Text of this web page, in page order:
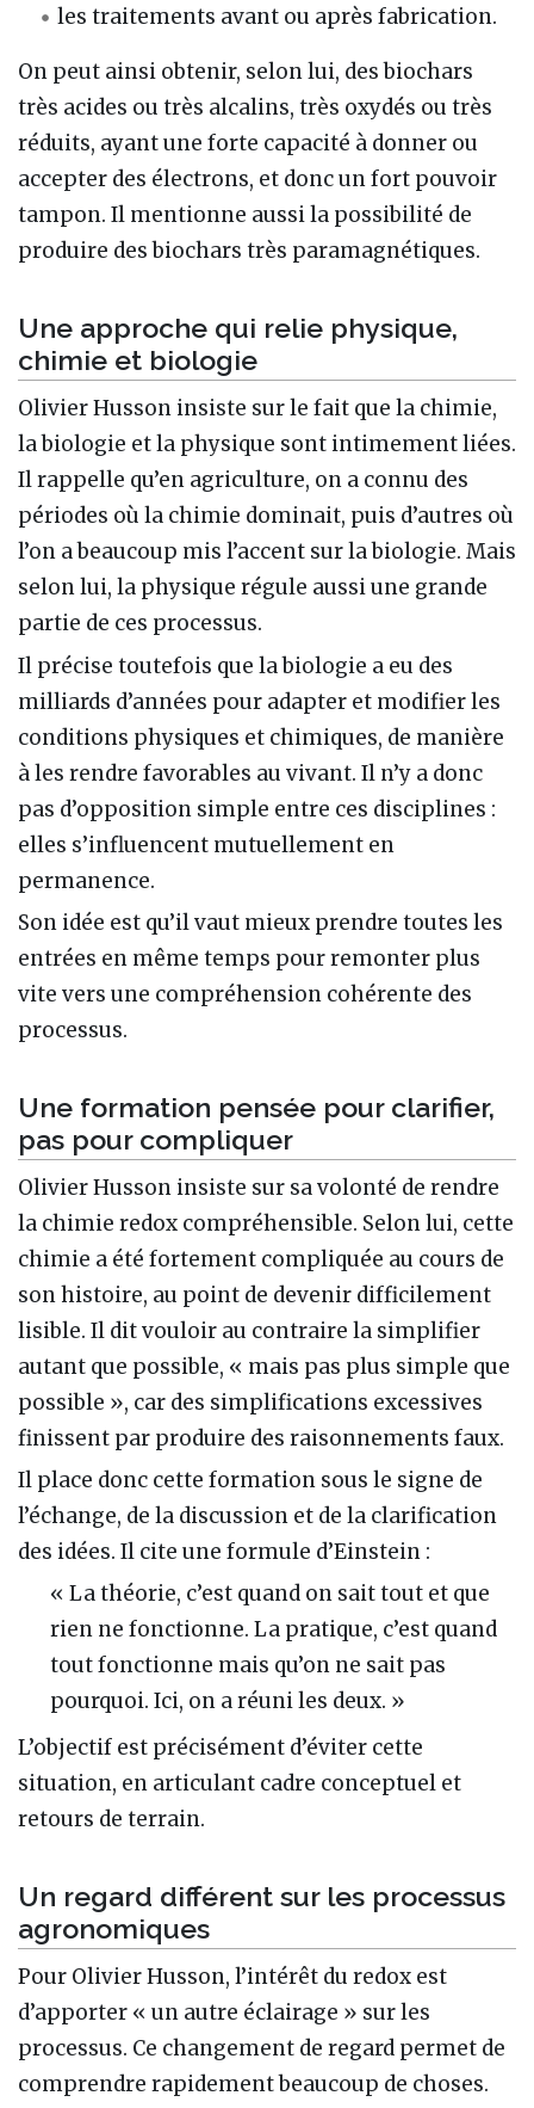
les traitements avant ou après fabrication.
On peut ainsi obtenir, selon lui, des biochars
très acides ou très alcalins, très oxydés ou très
réduits, ayant une forte capacité à donner ou
accepter des électrons, et donc un fort pouvoir
tampon. Il mentionne aussi la possibilité de
produire des biochars très paramagnétiques.
Une approche qui relie physique,
chimie et biologie
Olivier Husson insiste sur le fait que la chimie,
la biologie et la physique sont intimement liées.
Il rappelle qu’en agriculture, on a connu des
périodes où la chimie dominait, puis d’autres où
l’on a beaucoup mis l’accent sur la biologie. Mais
selon lui, la physique régule aussi une grande
partie de ces processus.
Il précise toutefois que la biologie a eu des
milliards d’années pour adapter et modifier les
conditions physiques et chimiques, de manière
à les rendre favorables au vivant. Il n’y a donc
pas d’opposition simple entre ces disciplines :
elles s’influencent mutuellement en
permanence.
Son idée est qu’il vaut mieux prendre toutes les
entrées en même temps pour remonter plus
vite vers une compréhension cohérente des
processus.
Une formation pensée pour clarifier,
pas pour compliquer
Olivier Husson insiste sur sa volonté de rendre
la chimie redox compréhensible. Selon lui, cette
chimie a été fortement compliquée au cours de
son histoire, au point de devenir difficilement
lisible. Il dit vouloir au contraire la simplifier
autant que possible, « mais pas plus simple que
possible », car des simplifications excessives
finissent par produire des raisonnements faux.
Il place donc cette formation sous le signe de
l’échange, de la discussion et de la clarification
des idées. Il cite une formule d’Einstein :
« La théorie, c’est quand on sait tout et que
rien ne fonctionne. La pratique, c’est quand
tout fonctionne mais qu’on ne sait pas
pourquoi. Ici, on a réuni les deux. »
L’objectif est précisément d’éviter cette
situation, en articulant cadre conceptuel et
retours de terrain.
Un regard différent sur les processus
agronomiques
Pour Olivier Husson, l’intérêt du redox est
d’apporter « un autre éclairage » sur les
processus. Ce changement de regard permet de
comprendre rapidement beaucoup de choses.